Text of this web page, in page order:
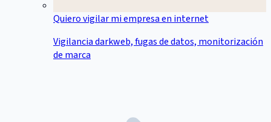
Quiero vigilar mi empresa en internet
Vigilancia darkweb, fugas de datos, monitorización
de marca